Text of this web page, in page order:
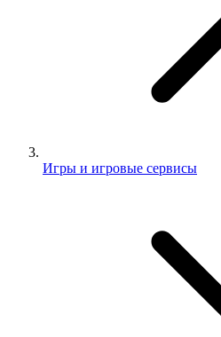
Игры и игровые сервисы